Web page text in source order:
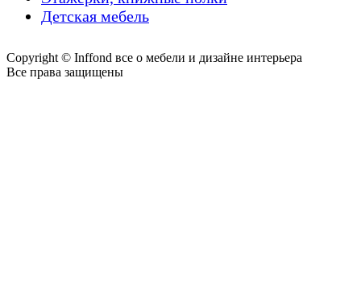
Детская мебель
Copyright © Inffond все о мебели и дизайне интерьера
Все права защищены